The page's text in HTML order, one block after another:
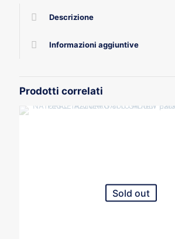
Descrizione
Informazioni aggiuntive
Prodotti correlati
Sold out